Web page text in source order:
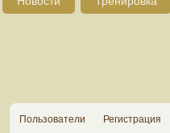
Пользователи Регистрация